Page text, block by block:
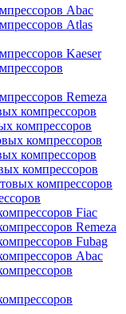
Abac
Atlas
Kaeser
Remeza
компрессоров
компрессоров
компрессоров
компрессоров
компрессоров
компрессоров
Fiac
Remeza
Fubag
Abac